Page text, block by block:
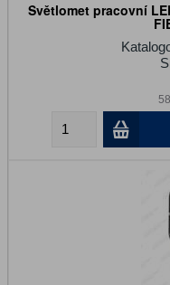
Světlomet pracovní